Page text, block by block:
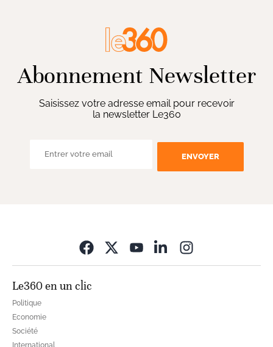
Abonnement Newsletter
Saisissez votre adresse email pour recevoir
la newsletter Le360
ENVOYER
Le360 en un clic
Politique
Economie
Société